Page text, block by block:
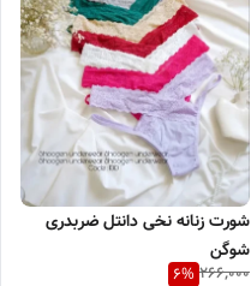
شورت زنانه نخی دانتل ضربدری
شوگن
266,000
6%